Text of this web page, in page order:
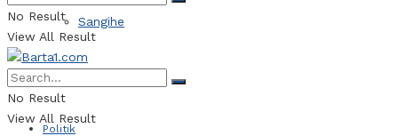
Sangihe
Politik
No Result
View All Result
No Result
View All Result